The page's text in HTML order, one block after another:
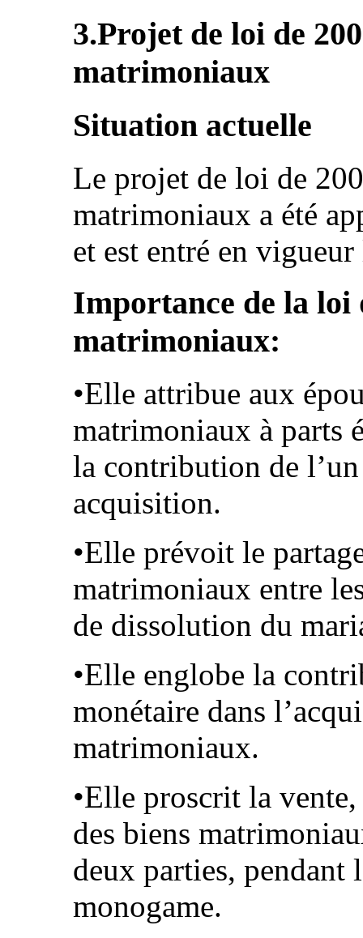
3.Projet de loi de
matrimoniaux
Situation actuelle
Le projet de loi de
matrimoniaux a été
et est entré en
Importance de la loi
matrimoniaux:
•Elle attribue aux
matrimoniaux à parts
la contribution de
acquisition.
•Elle prévoit le
matrimoniaux entre
de dissolution du
•Elle englobe la
monétaire dans
matrimoniaux.
•Elle proscrit la
des biens
deux parties, pendant
monogame.